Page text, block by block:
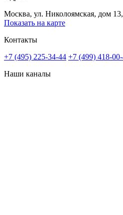
Москва, ул. Николоямская, дом 13,
Показать на карте
Контакты
+7 (495) 225-34-44 +7 (499) 418-00-
Наши каналы